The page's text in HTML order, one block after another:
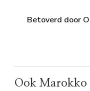
Betoverd door
Ook Marokko